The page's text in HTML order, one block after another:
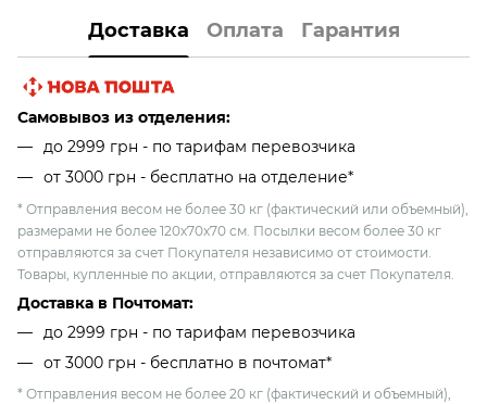
Доставка Оплата Гарантия
Самовывоз из отделения:
до 2999 грн - по тарифам перевозчика
от 3000 грн - бесплатно на отделение*
* Отправления весом не более 30 кг (фактический или объемный),
размерами не более 120х70х70 см. Посылки весом более 30 кг
отправляются за счет Покупателя независимо от стоимости.
Товары, купленные по акции, отправляются за счет Покупателя.
Доставка в Почтомат:
до 2999 грн - по тарифам перевозчика
от 3000 грн - бесплатно в почтомат*
* Отправления весом не более 20 кг (фактический и объемный),